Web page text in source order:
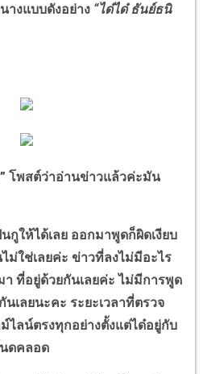
างแบบดังอย่าง “ได๋ได๋ ธันย์ธนิ
” โพสต์ว่าอ่านข่าวแล้วค่ะมัน
ให้ได้เลย ออกมาพูดก็ผิดเงียบ
ม่ใช่เลยค่ะ ข่าวที่ลงไม่มีอะไร
า ที่อยู่ด้วยกันเลยค่ะ ไม่มีการพูด
กันเลยนะคะ ระยะเวลาที่ตรวจ
ลน์ตรงทุกอย่างตั้งแต่ได๋อยู่กับ
ดคลอด